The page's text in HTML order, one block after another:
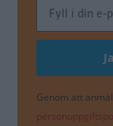
Genom att